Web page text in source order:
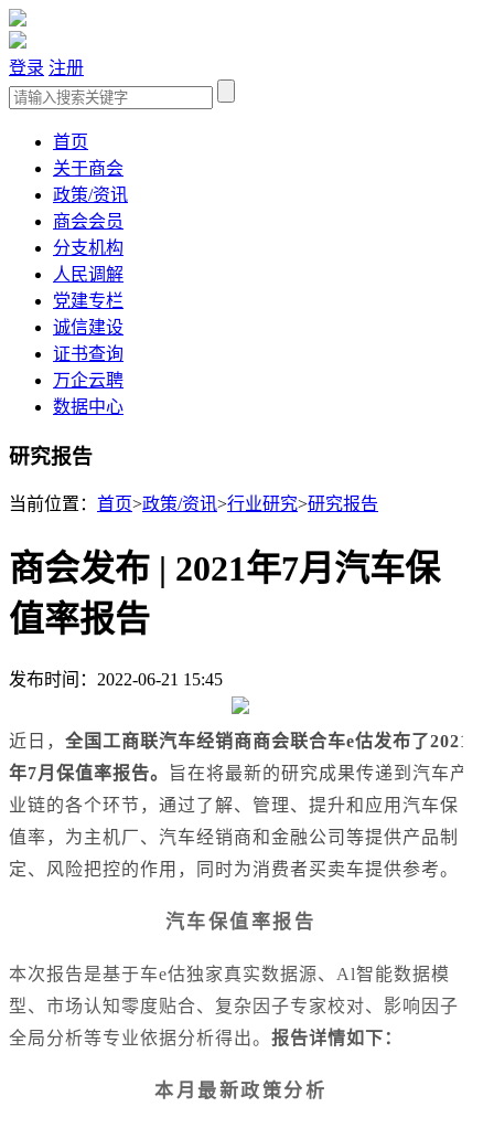
登录 注册
首页
关于商会
政策/资讯
商会会员
分支机构
人民调解
党建专栏
诚信建设
证书查询
万企云聘
数据中心
研究报告
当前位置： 首页>政策/资讯>行业研究>研究报告
商会发布 | 2021年7月汽车保
值率报告
发布时间：2022-06-21 15:45
近日， 全国工商联汽车经销商商会联合车e估发布了2021
年7月保值率报告。
旨在将最新的研究成果传递到汽车产
业链的各个环节，通过了解、管理、提升和应用汽车保
值率，为主机厂、汽车经销商和金融公司等提供产品制
定、风险把控的作用，同时为消费者买卖车提供参考。
汽车保值率报告
本次报告是基于车e估独家真实数据源、Al智能数据模
型、市场认知零度贴合、复杂因子专家校对、影响因子
全局分析等专业依据分析得出。 报告详情如下：
本月最新政策分析